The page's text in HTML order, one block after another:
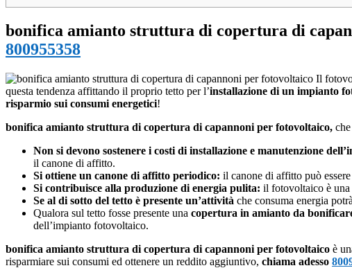
bonifica amianto struttura di copertura di
800955358
Il
questa tendenza affittando il proprio tetto per l’installazione di un impianto
risparmio sui consumi energetici!
bonifica amianto struttura di copertura di capannoni per fotovoltaico,
Non si devono sostenere i costi di installazione e manutenzione
il canone di affitto.
Si ottiene un canone di affitto periodico: il canone di affitto può
Si contribuisce alla produzione di energia pulita: il fotovoltaico è una
Se al di sotto del tetto è presente un’attività che consuma energia potrà
Qualora sul tetto fosse presente una copertura in amianto da
dell’impianto fotovoltaico.
bonifica amianto struttura di copertura di capannoni per fotovoltaico è
risparmiare sui consumi ed ottenere un reddito aggiuntivo, chiama adesso